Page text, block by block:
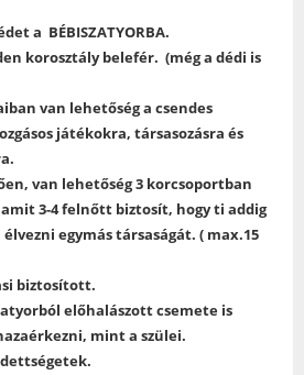
a BÉBISZATYORBA.
korosztály belefér. (még a dédi is
van lehetőség a csendes
játékokra, társasozásra és
van lehetőség 3 korcsoportban
3-4 felnőtt biztosít, hogy ti addig
egymás társaságát. ( max.15
biztosított.
előhalászott csemete is
mint a szülei.